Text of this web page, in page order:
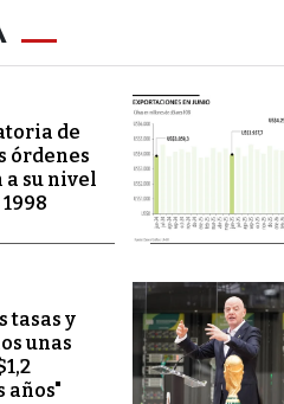
de
órdenes
su nivel
tasas y
unas
años"